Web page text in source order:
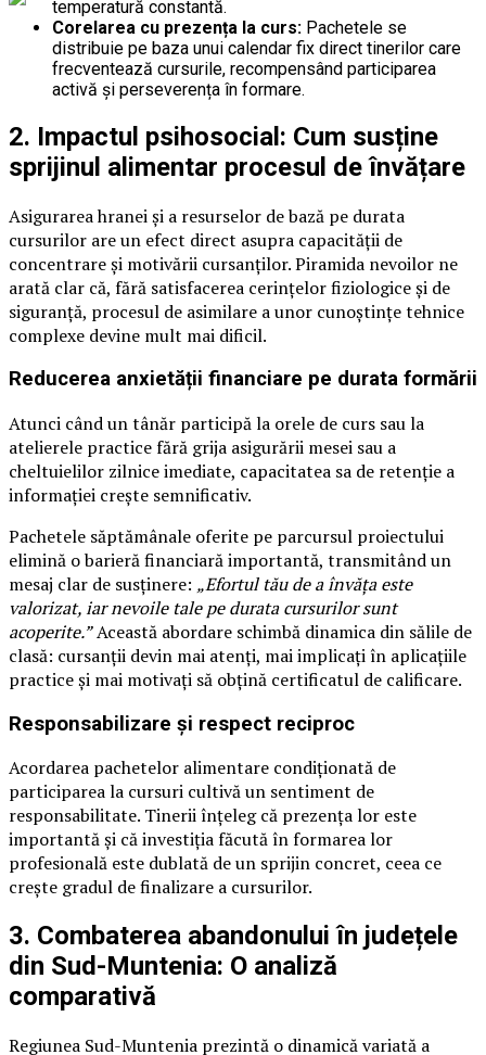
temperatură constantă.
Corelarea cu prezența la curs: Pachetele se
distribuie pe baza unui calendar fix direct tinerilor care
frecventează cursurile, recompensând participarea
activă și perseverența în formare.
2. Impactul psihosocial: Cum susține
sprijinul alimentar procesul de învățare
Asigurarea hranei și a resurselor de bază pe durata
cursurilor are un efect direct asupra capacității de
concentrare și motivării cursanților. Piramida nevoilor ne
arată clar că, fără satisfacerea cerințelor fiziologice și de
siguranță, procesul de asimilare a unor cunoștințe tehnice
complexe devine mult mai dificil.
Reducerea anxietății financiare pe durata formării
Atunci când un tânăr participă la orele de curs sau la
atelierele practice fără grija asigurării mesei sau a
cheltuielilor zilnice imediate, capacitatea sa de retenție a
informației crește semnificativ.
Pachetele săptămânale oferite pe parcursul proiectului
elimină o barieră financiară importantă, transmitând un
mesaj clar de susținere: „Efortul tău de a învăța este
valorizat, iar nevoile tale pe durata cursurilor sunt
acoperite.”Această abordare schimbă dinamica din sălile de
clasă: cursanții devin mai atenți, mai implicați în aplicațiile
practice și mai motivați să obțină certificatul de calificare.
Responsabilizare și respect reciproc
Acordarea pachetelor alimentare condiționată de
participarea la cursuri cultivă un sentiment de
responsabilitate. Tinerii înțeleg că prezența lor este
importantă și că investiția făcută în formarea lor
profesională este dublată de un sprijin concret, ceea ce
crește gradul de finalizare a cursurilor.
3. Combaterea abandonului în județele
din Sud-Muntenia: O analiză
comparativă
Regiunea Sud-Muntenia prezintă o dinamică variată a